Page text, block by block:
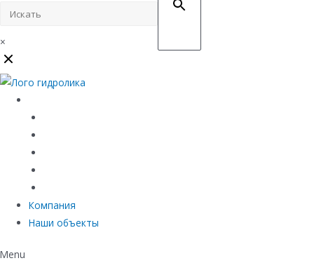
×
Компания
Наши объекты
Menu